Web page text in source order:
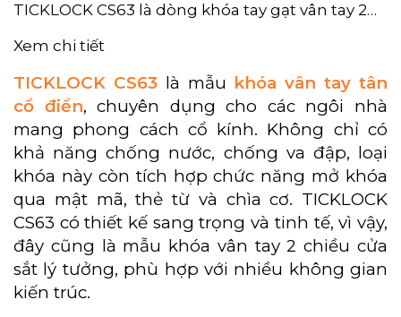
TICKLOCK CS63 là dòng khóa tay gạt vân tay 2…
Xem chi tiết
TICKLOCK CS63là mẫu khóa vân tay tân
cổ điển, chuyên dụng cho các ngôi nhà
mang phong cách cổ kính. Không chỉ có
khả năng chống nước, chống va đập, loại
khóa này còn tích hợp chức năng mở khóa
qua mật mã, thẻ từ và chìa cơ. TICKLOCK
CS63 có thiết kế sang trọng và tinh tế, vì vậy,
đây cũng là mẫu khóa vân tay 2 chiều cửa
sắt lý tưởng, phù hợp với nhiều không gian
kiến trúc.